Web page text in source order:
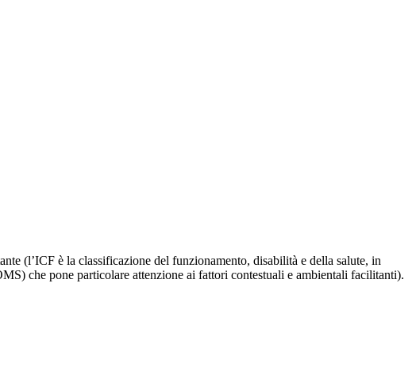
(l’ICF è la classificazione del funzionamento, disabilità e della salute, in
che pone particolare attenzione ai fattori contestuali e ambientali facilitanti).